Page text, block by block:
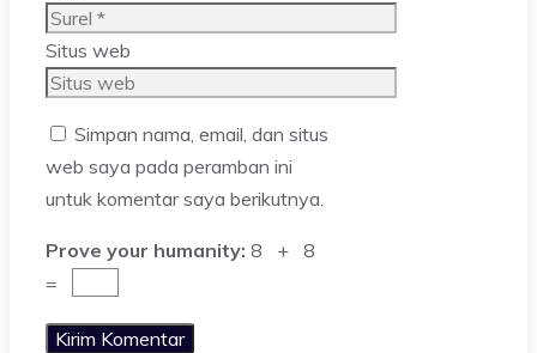
Situs web
Simpan nama, email, dan situs
web saya pada peramban ini
untuk komentar saya berikutnya.
Prove your humanity: 8 + 8
=